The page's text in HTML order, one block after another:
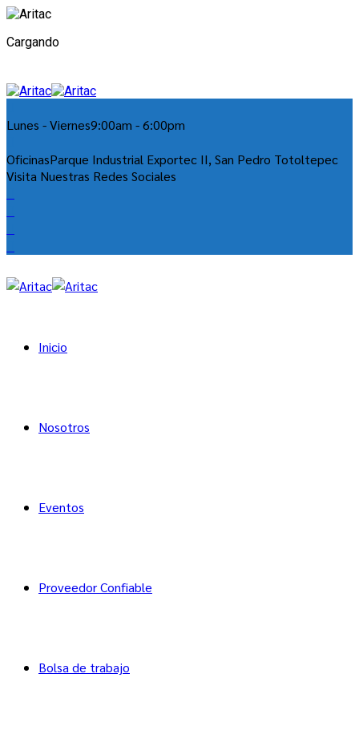
Cargando
Lunes - Viernes9:00am - 6:00pm
OficinasParque Industrial Exportec II, San Pedro Totoltepec
Visita Nuestras Redes Sociales
Inicio
Nosotros
Eventos
Proveedor Confiable
Bolsa de trabajo